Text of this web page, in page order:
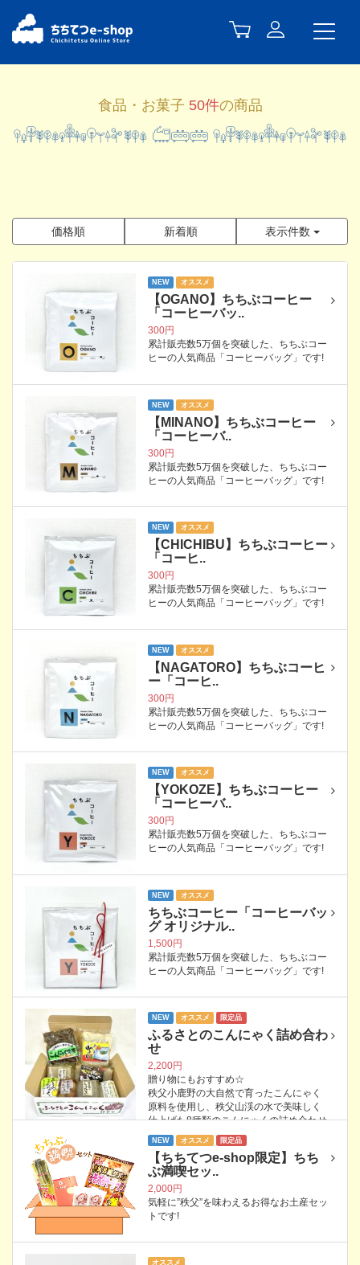
食品・お菓子 50件の商品
価格順 新着順 表示件数
NEW オススメ
【OGANO】ちちぶコーヒー
「コーヒーバッ..
300円
累計販売数5万個を突破した、ちちぶコー
ヒーの人気商品「コーヒーバッグ」です!
NEW オススメ
【MINANO】ちちぶコーヒー
「コーヒーバ..
300円
累計販売数5万個を突破した、ちちぶコー
ヒーの人気商品「コーヒーバッグ」です!
NEW オススメ
【CHICHIBU】ちちぶコーヒー
「コーヒ..
300円
累計販売数5万個を突破した、ちちぶコー
ヒーの人気商品「コーヒーバッグ」です!
NEW オススメ
【NAGATORO】ちちぶコーヒ
ー「コーヒ..
300円
累計販売数5万個を突破した、ちちぶコー
ヒーの人気商品「コーヒーバッグ」です!
NEW オススメ
【YOKOZE】ちちぶコーヒー
「コーヒーバ..
300円
累計販売数5万個を突破した、ちちぶコー
ヒーの人気商品「コーヒーバッグ」です!
NEW オススメ
ちちぶコーヒー「コーヒーバッ
グ オリジナル..
1,500円
累計販売数5万個を突破した、ちちぶコー
ヒーの人気商品「コーヒーバッグ」です!
NEW オススメ 限定品
ふるさとのこんにゃく詰め合わ
せ
2,200円
贈り物にもおすすめ☆
秩父小鹿野の大自然で育ったこんにゃく
原料を使用し、秩父山渓の水で美味しく
仕上げた8種類のこんにゃくの詰め合わせ
NEW オススメ 限定品
【ちちてつe-shop限定】ちち
ぶ満喫セッ..
2,000円
気軽に”秩父”を味わえるお得なお土産セッ
トです!
オススメ